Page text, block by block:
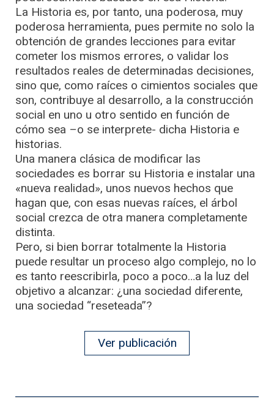
La Historia es, por tanto, una poderosa, muy
poderosa herramienta, pues permite no solo la
obtención de grandes lecciones para evitar
cometer los mismos errores, o validar los
resultados reales de determinadas decisiones,
sino que, como raíces o cimientos sociales que
son, contribuye al desarrollo, a la construcción
social en uno u otro sentido en función de
cómo sea –o se interprete- dicha Historia e
historias.
Una manera clásica de modificar las
sociedades es borrar su Historia e instalar una
«nueva realidad», unos nuevos hechos que
hagan que, con esas nuevas raíces, el árbol
social crezca de otra manera completamente
distinta.
Pero, si bien borrar totalmente la Historia
puede resultar un proceso algo complejo, no lo
es tanto reescribirla, poco a poco…a la luz del
objetivo a alcanzar: ¿una sociedad diferente,
una sociedad “reseteada”?
Ver publicación